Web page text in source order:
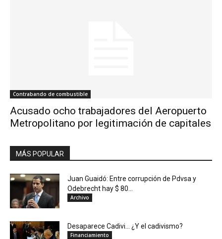
Contrabando de combustible
Acusado ocho trabajadores del Aeropuerto
Metropolitano por legitimación de capitales
MÁS POPULAR
Juan Guaidó: Entre corrupción de Pdvsa y
Odebrecht hay $ 80...
Archivo
Desaparece Cadivi… ¿Y el cadivismo?
Financiamiento